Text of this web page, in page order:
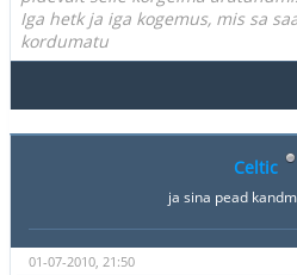
Iga hetk ja iga kogemus, mis sa
kordumatu
Celtic
ja sina pead
01-07-2010, 21:50